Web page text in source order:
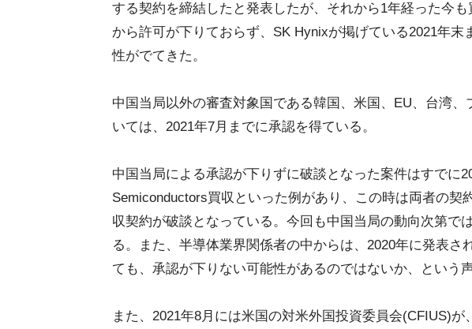
する契約を締結したと発表したが、それから1年経った今
から許可が下りておらず、SK Hynixが掲げている2021年
性がでてきた。
中国当局以外の審査対象国である韓国、米国、EU、台湾
いては、2021年7月までに承認を得ている。
中国当局による承認が下りずに破談となった案件はすでに
Semiconductors買収といった例があり、この時は両者の契
収契約が破談となっている。今回も中国当局の動向次第で
る。また、半導体業界関係者の中からは、2020年に発表さ
ても、承認が下りない可能性があるのではないか、という
また、2021年8月には米国の対米外国投資委員会(CFIUS)